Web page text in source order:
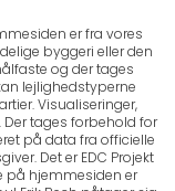
er fra vores
byggeri eller den
og der tages
lejlighedstyperne
Visualiseringer,
Der tages forbehold for
på data fra officielle
Det er EDC Projekt
på hjemmesiden er